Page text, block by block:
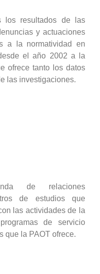
los resultados de las
y actuaciones
a la normatividad en
el año 2002 a la
ofrece tanto los datos
las investigaciones.
de relaciones
de estudios que
las actividades de la
de servicio
que la PAOT ofrece.